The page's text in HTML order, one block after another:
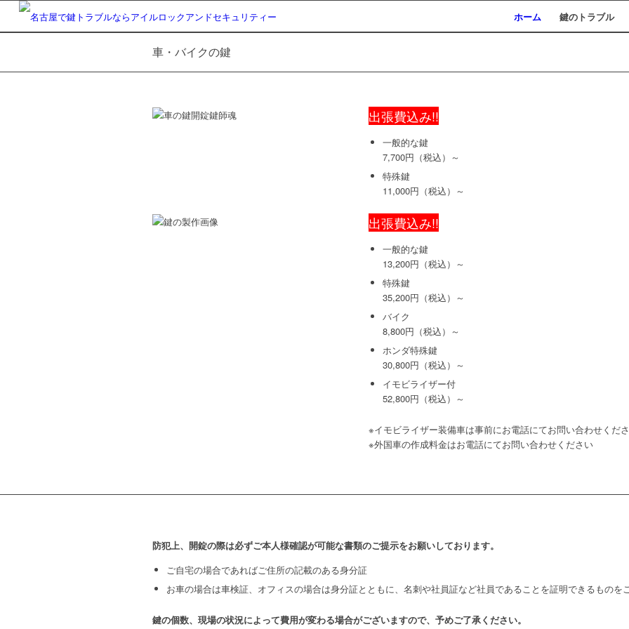
ホーム 鍵のトラブル
車・バイクの鍵
開錠
出張費込み!!
一般的な鍵
7,700円（税込）～
特殊鍵
11,000円（税込）～
鍵の製作
出張費込み!!
一般的な鍵
13,200円（税込）～
特殊鍵
35,200円（税込）～
バイク
8,800円（税込）～
ホンダ特殊鍵
30,800円（税込）～
イモビライザー付
52,800円（税込）～
※イモビライザー装備車は事前にお電話にてお問い合わせくださ
※外国車の作成料金はお電話にてお問い合わせください
防犯上、開錠の際は必ずご本人様確認が可能な書類のご提示をお願いしております。
ご自宅の場合であればご住所の記載のある身分証
お車の場合は車検証、オフィスの場合は身分証とともに、名刺や社員証など社員であることを証明できるものを
鍵の個数、現場の状況によって費用が変わる場合がございますので、予めご了承ください。